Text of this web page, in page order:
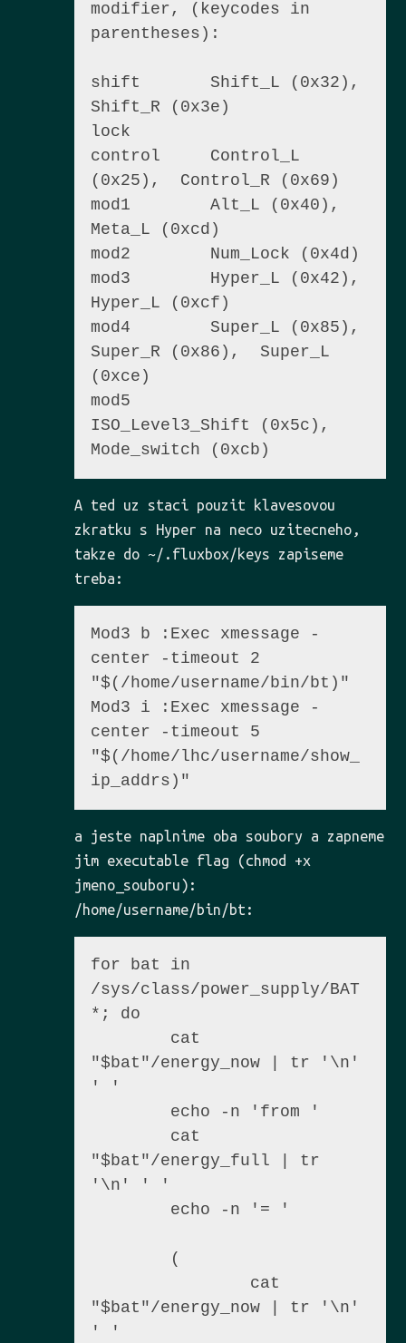
modifier, (keycodes in
parentheses):
shift       Shift_L (0x32),
Shift_R (0x3e)
lock
control     Control_L
(0x25),  Control_R (0x69)
mod1        Alt_L (0x40),
Meta_L (0xcd)
mod2        Num_Lock (0x4d)
mod3        Hyper_L (0x42),
Hyper_L (0xcf)
mod4        Super_L (0x85),
Super_R (0x86),  Super_L
(0xce)
mod5
ISO_Level3_Shift (0x5c),
A ted uz staci pouzit klavesovou
zkratku s Hyper na neco uzitecneho,
takze do ~/.fluxbox/keys zapiseme
treba:
Mod3 b :Exec xmessage -
center -timeout 2
"$(/home/username/bin/bt)"
Mod3 i :Exec xmessage -
center -timeout 5
"$(/home/lhc/username/show_
a jeste naplnime oba soubory a zapneme
jim executable flag (chmod +x
jmeno_souboru):
/home/username/bin/bt:
for bat in
/sys/class/power_supply/BAT
*; do
"$bat"/energy_now | tr '\n'
' '
"$bat"/energy_full | tr
'\n' ' '
"$bat"/energy_now | tr '\n'
' '